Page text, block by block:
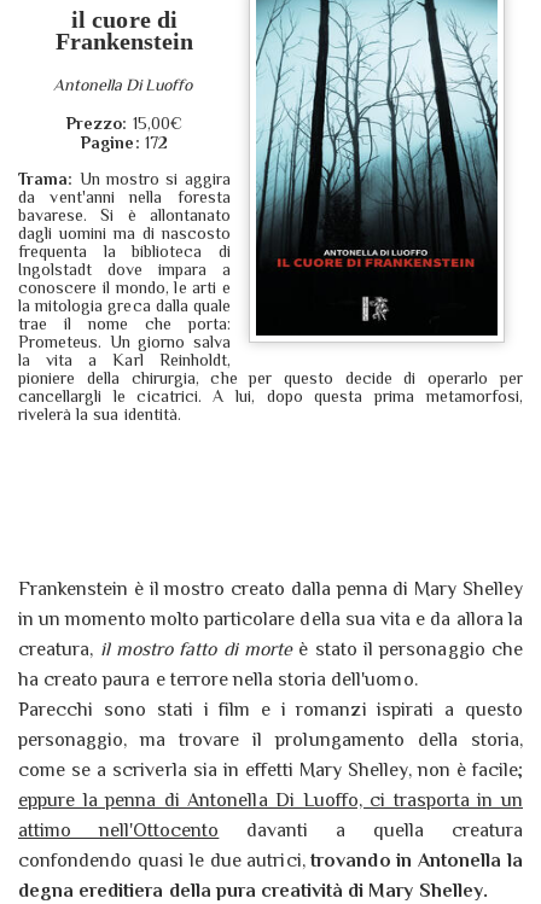
il cuore di
Frankenstein
Antonella Di Luoffo
Prezzo: 15,00€
Pagine: 172
Trama: Un mostro si aggira
da vent'anni nella foresta
bavarese. Si è allontanato
dagli uomini ma di nascosto
frequenta la biblioteca di
Ingolstadt dove impara a
conoscere il mondo, le arti e
la mitologia greca dalla quale
trae il nome che porta:
Prometeus. Un giorno salva
la vita a Karl Reinholdt,
pioniere della chirurgia, che per questo decide di operarlo per
cancellargli le cicatrici. A lui, dopo questa prima metamorfosi,
rivelerà la sua identità.
Frankenstein è il mostro creato dalla penna di Mary Shelley
in un momento molto particolare della sua vita e da allora la
creatura, il mostro fatto di morteè stato il personaggio che
ha creato paura e terrore nella storia dell'uomo.
Parecchi sono stati i film e i romanzi ispirati a questo
personaggio, ma trovare il prolungamento della storia,
come se a scriverla sia in effetti Mary Shelley, non è facile;
eppure la penna di Antonella Di Luoffo, ci trasporta in un
attimo nell'Ottocento davanti a quella creatura
confondendo quasi le due autrici,trovando in Antonella la
degna ereditiera della pura creatività di Mary Shelley.